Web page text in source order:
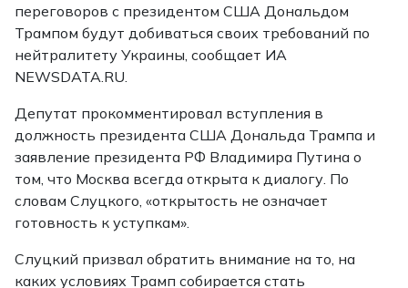
переговоров с президентом США Дональдом
Трампом будут добиваться своих требований по
нейтралитету Украины, сообщает ИА
NEWSDATA.RU.
Депутат прокомментировал вступления в
должность президента США Дональда Трампа и
заявление президента РФ Владимира Путина о
том, что Москва всегда открыта к диалогу. По
словам Слуцкого, «открытость не означает
готовность к уступкам».
Слуцкий призвал обратить внимание на то, на
каких условиях Трамп собирается стать